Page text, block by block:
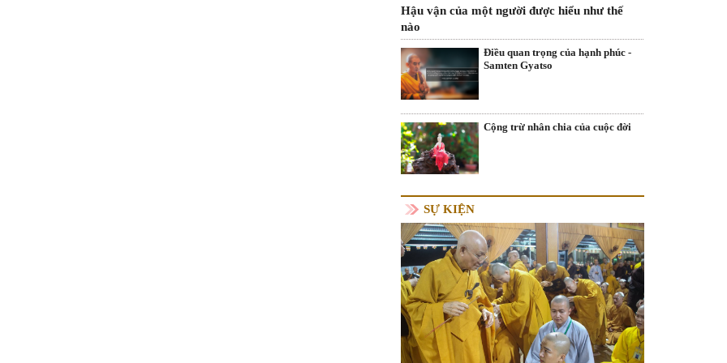
Hậu vận của một người được hiểu như thế
nào
Điều quan trọng của hạnh phúc -
Samten Gyatso
Cộng trừ nhân chia của cuộc đời
SỰ KIỆN